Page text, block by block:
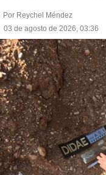
Por Reychel Méndez
03 de agosto de 2026, 03:36